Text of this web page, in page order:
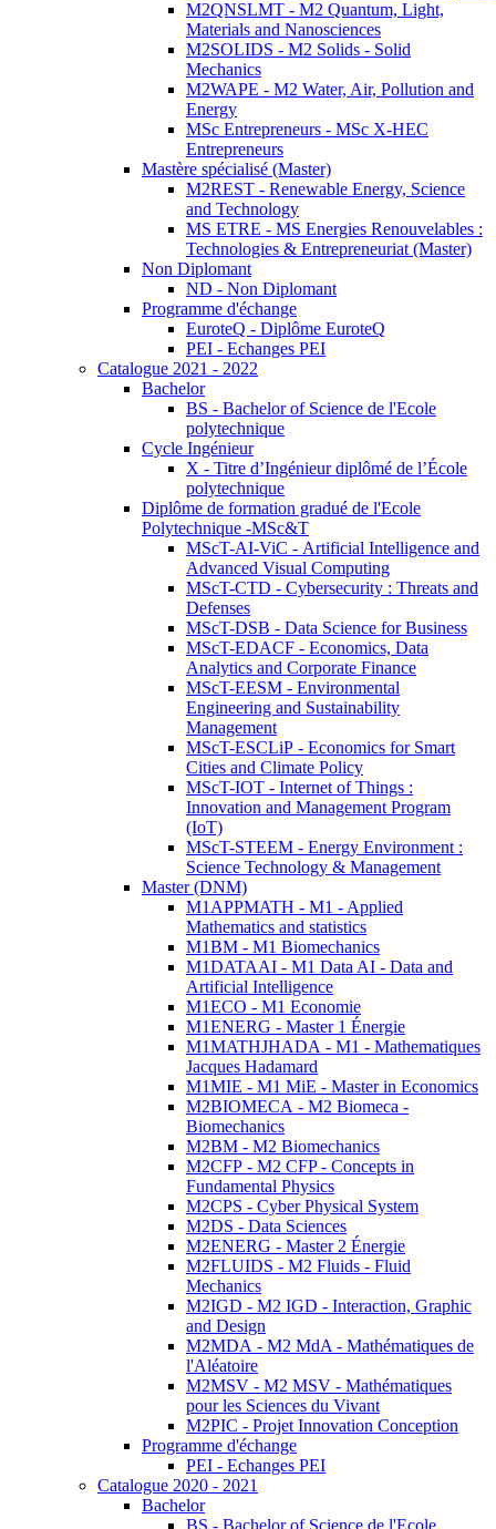
M2QNSLMT - M2 Quantum, Light,
Materials and Nanosciences
M2SOLIDS - M2 Solids - Solid
Mechanics
M2WAPE - M2 Water, Air, Pollution and
Energy
MSc Entrepreneurs - MSc X-HEC
Entrepreneurs
Mastère spécialisé (Master)
M2REST - Renewable Energy, Science
and Technology
MS ETRE - MS Energies Renouvelables :
Technologies & Entrepreneuriat (Master)
Non Diplomant
ND - Non Diplomant
Programme d'échange
EuroteQ - Diplôme EuroteQ
PEI - Echanges PEI
Catalogue 2021 - 2022
Bachelor
BS - Bachelor of Science de l'Ecole
polytechnique
Cycle Ingénieur
X - Titre d’Ingénieur diplômé de l’École
polytechnique
Diplôme de formation gradué de l'Ecole
Polytechnique -MSc&T
MScT-AI-ViC - Artificial Intelligence and
Advanced Visual Computing
MScT-CTD - Cybersecurity : Threats and
Defenses
MScT-DSB - Data Science for Business
MScT-EDACF - Economics, Data
Analytics and Corporate Finance
MScT-EESM - Environmental
Engineering and Sustainability
Management
MScT-ESCLiP - Economics for Smart
Cities and Climate Policy
MScT-IOT - Internet of Things :
Innovation and Management Program
(IoT)
MScT-STEEM - Energy Environment :
Science Technology & Management
Master (DNM)
M1APPMATH - M1 - Applied
Mathematics and statistics
M1BM - M1 Biomechanics
M1DATAAI - M1 Data AI - Data and
Artificial Intelligence
M1ECO - M1 Economie
M1ENERG - Master 1 Énergie
M1MATHJHADA - M1 - Mathematiques
Jacques Hadamard
M1MIE - M1 MiE - Master in Economics
M2BIOMECA - M2 Biomeca -
Biomechanics
M2BM - M2 Biomechanics
M2CFP - M2 CFP - Concepts in
Fundamental Physics
M2CPS - Cyber Physical System
M2DS - Data Sciences
M2ENERG - Master 2 Énergie
M2FLUIDS - M2 Fluids - Fluid
Mechanics
M2IGD - M2 IGD - Interaction, Graphic
and Design
M2MDA - M2 MdA - Mathématiques de
l'Aléatoire
M2MSV - M2 MSV - Mathématiques
pour les Sciences du Vivant
M2PIC - Projet Innovation Conception
Programme d'échange
PEI - Echanges PEI
Catalogue 2020 - 2021
Bachelor
BS - Bachelor of Science de l'Ecole